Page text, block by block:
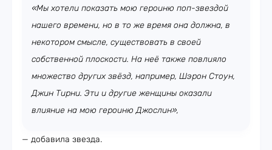
«Мы хотели показать мою героиню поп-звездой
нашего времени, но в то же время она должна, в
некотором смысле, существовать в своей
собственной плоскости. На неё также повлияло
множество других звёзд, например, Шэрон Стоун,
Джин Тирни. Эти и другие женщины оказали
влияние на мою героиню Джослин»,
— добавила звезда.